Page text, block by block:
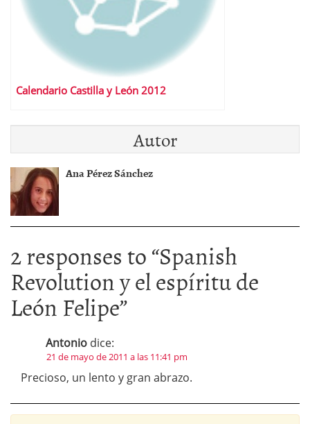
Calendario Castilla y León 2012
Autor
Ana Pérez Sánchez
2 responses to “Spanish
Revolution y el espíritu de
León Felipe”
Antonio dice:
21 de mayo de 2011 a las 11:41 pm
Precioso, un lento y gran abrazo.